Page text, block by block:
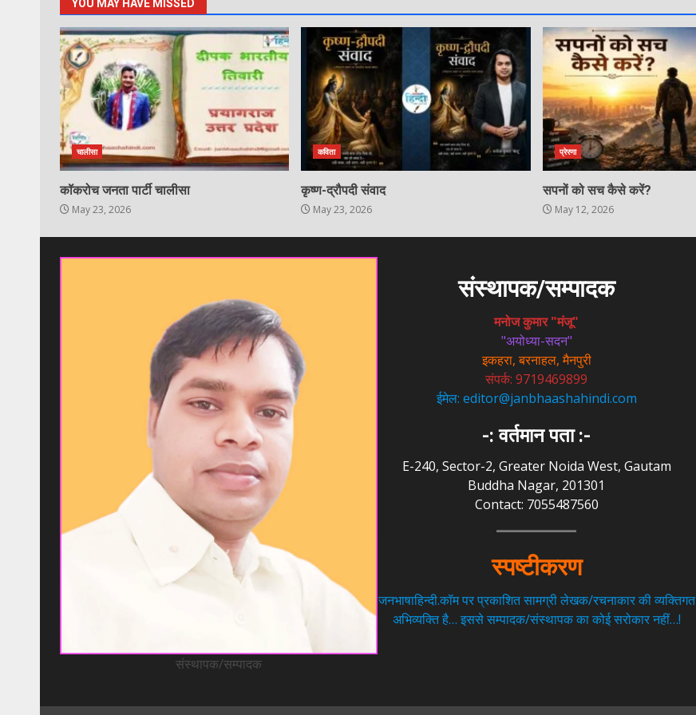
YOU MAY HAVE MISSED
चालीसा
कॉकरोच जनता पार्टी चालीसा
May 23, 2026
कविता
कृष्ण-द्रौपदी संवाद
May 23, 2026
प्रेरणा
सपनों को सच कैसे करें?
May 12, 2026
संस्थापक/सम्पादक
संस्थापक/सम्पादक
मनोज कुमार "मंजू"
"अयोध्या-सदन"
इकहरा, बरनाहल, मैनपुरी
संपर्क: 9719469899
ईमेल: editor@janbhaashahindi.com
-: वर्तमान पता :-
E-240, Sector-2, Greater Noida West, Gautam
Buddha Nagar, 201301
Contact: 7055487560
स्पष्टीकरण
जनभाषाहिन्दी.कॉम पर प्रकाशित सामग्री लेखक/रचनाकार की व्यक्तिगत
अभिव्यक्ति है… इससे सम्पादक/संस्थापक का कोई सरोकार नहीं…!